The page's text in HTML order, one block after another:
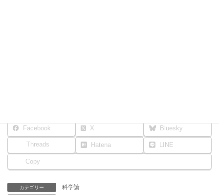
Facebook X Bluesky
Threads Hatena LINE
Copy
カテゴリー 科学論